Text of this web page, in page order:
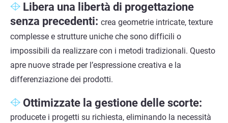
Libera una libertà di progettazione
senza precedenti: crea geometrie intricate, texture
complesse e strutture uniche che sono difficili o
impossibili da realizzare con i metodi tradizionali. Questo
apre nuove strade per l’espressione creativa e la
differenziazione dei prodotti.
Ottimizzate la gestione delle scorte:
producete i progetti su richiesta, eliminando la necessità